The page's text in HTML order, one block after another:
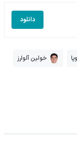
دانلود
خولین آلوارز